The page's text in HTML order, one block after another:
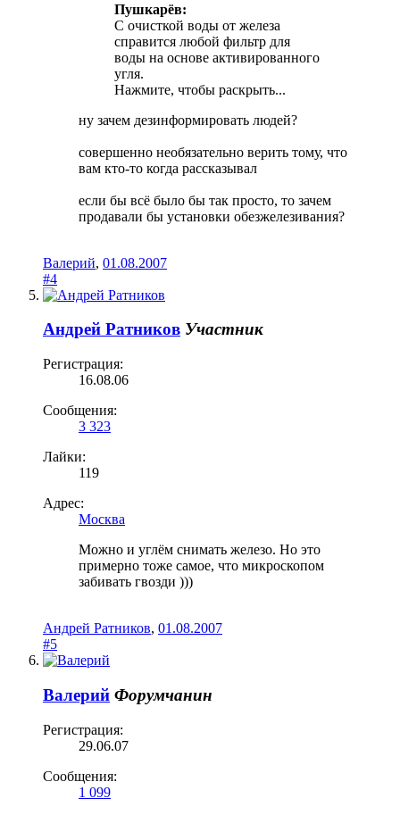
Пушкарёв:
С очисткой воды от железа
справится любой фильтр для
воды на основе активированного
угля.
Нажмите, чтобы раскрыть...
ну зачем дезинформировать людей?
совершенно необязательно верить тому, что
вам кто-то когда рассказывал
если бы всё было бы так просто, то зачем
продавали бы установки обезжелезивания?
Валерий, 01.08.2007
#4
Андрей Ратников Участник
Регистрация:
16.08.06
Сообщения:
3 323
Лайки:
119
Адрес:
Москва
Можно и углём снимать железо. Но это
примерно тоже самое, что микроскопом
забивать гвозди )))
Андрей Ратников, 01.08.2007
#5
Валерий Форумчанин
Регистрация:
29.06.07
Сообщения:
1 099